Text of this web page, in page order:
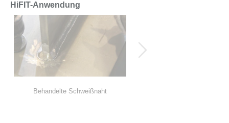
HiFIT-Anwendung
Behandelte Schweißnaht